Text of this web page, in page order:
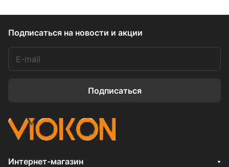
Подписаться на новости и акции
Подписаться
Интернет-магазин